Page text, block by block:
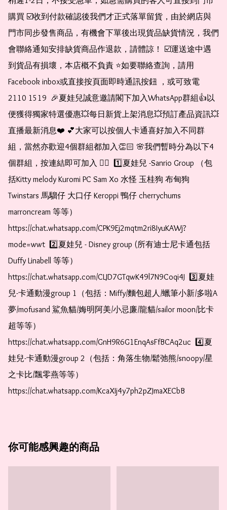
購買 ☑️收到付款確認後我們才正式落單留貨，由於網店與
門市同步發售商品，有機會下單後出現貨品缺貨情況，我們
會聯絡通知安排缺貨商品作退款，請體諒！ ☑️運送途中遇
到貨品有損壞，本店概不負責 ⭐️如要聯絡查詢，請用
Facebook inbox或直接按頁面即時通訊按鈕 ，或可致電
2110 1519  🎉夏娃兒誠意邀請閣下加入WhatsApp群組👍以
便獲得獨家特選優惠💥每日新貨上架消息💥預訂產品資訊💥
直播最新消息❤️ 💕大家可以按個人卡通喜好加入不同群
組，當然亦歡迎4個群組都加入👏🏻 🌸我們暫時分為以下4
個群組，按連結即可加入 👇🏻  1️⃣夏娃兒 -Sanrio Group （包
括Kitty melody Kuromi PC Sam Xo 水怪 玉桂狗 布甸狗
Twinstars 馬騮仔 大口仔 Keroppi 鴨仔 cherrychums
marroncream 等等）
https://chat.whatsapp.com/CPK9Ej2mqtm2ri8IyuKAWj?
mode=wwt  2️⃣夏娃兒 - Disney group (所有迪士尼卡通包括
Duffy Linabell 等等）
https://chat.whatsapp.com/CLJD7GTqwK49l7N9Coqi4J  3️⃣夏娃
兒-卡通動漫group 1（包括：Miffy/麵包超人/蠟筆小新/多啦A
夢/mofusand 鯊魚貓/娒明阿美/小忌廉/龍貓/sailor moon/比卡
超等等）
https://chat.whatsapp.com/GnH9R6G1EnqAsFfBCAq2uc  4️⃣夏
娃兒-卡通動漫group 2（包括：角落生物/鬆弛熊/snoopy/星
之卡比/飄零燕等等）
https://chat.whatsapp.com/KcaXIj4y7ph2pZJmaXECbB
你可能感興趣的商品